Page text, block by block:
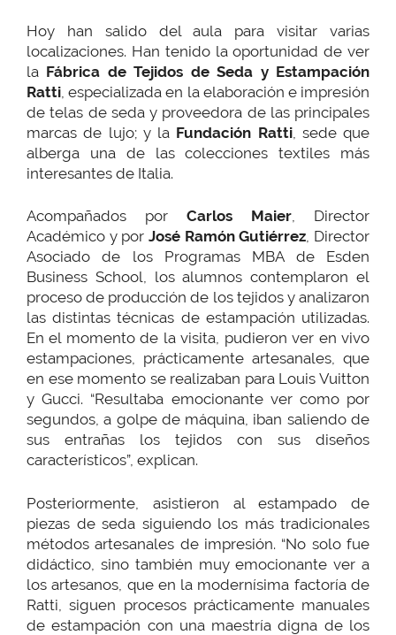
Hoy han salido del aula para visitar varias
localizaciones. Han tenido la oportunidad de ver
la Fábrica de Tejidos de Seda y Estampación
Ratti , especializada en la elaboración e impresión
de telas de seda y proveedora de las principales
marcas de lujo; y la Fundación Ratti, sede que
alberga una de las colecciones textiles más
interesantes de Italia.
Acompañados por Carlos Maier, Director
Académico y por José Ramón Gutiérrez, Director
Asociado de los Programas MBA de Esden
Business School, los alumnos contemplaron el
proceso de producción de los tejidos y analizaron
las distintas técnicas de estampación utilizadas.
En el momento de la visita, pudieron ver en vivo
estampaciones, prácticamente artesanales, que
en ese momento se realizaban para Louis Vuitton
y Gucci. “Resultaba emocionante ver como por
segundos, a golpe de máquina, iban saliendo de
sus entrañas los tejidos con sus diseños
característicos”, explican.
Posteriormente, asistieron al estampado de
piezas de seda siguiendo los más tradicionales
métodos artesanales de impresión. “No solo fue
didáctico, sino también muy emocionante ver a
los artesanos, que en la modernísima factoría de
Ratti, siguen procesos prácticamente manuales
de estampación con una maestría digna de los